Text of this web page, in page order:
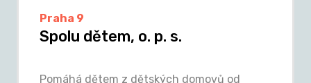
Praha 9
Spolu dětem, o. p. s.
Pomáhá dětem z dětských domovů od